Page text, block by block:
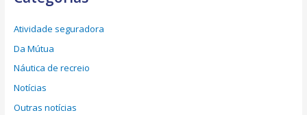
Atividade seguradora
Da Mútua
Náutica de recreio
Notícias
Outras notícias